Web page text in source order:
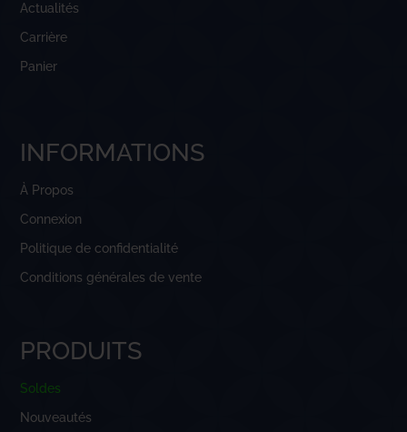
Actualités
Carrière
Panier
INFORMATIONS
À Propos
Connexion
Politique de confidentialité
Conditions générales de vente
PRODUITS
Soldes
Nouveautés